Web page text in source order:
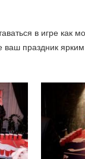
в игре как
ваш праздник